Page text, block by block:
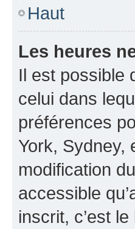
Haut
Les heures
Il est possible
celui dans
préférences
York, Sydney,
modification
accessible
inscrit, c’est